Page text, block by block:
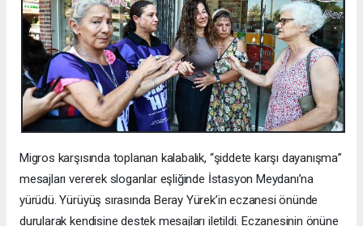
Migros karşısında toplanan kalabalık, “şiddete karşı dayanışma”
mesajları vererek sloganlar eşliğinde İstasyon Meydanı’na
yürüdü. Yürüyüş sırasında Beray Yürek’in eczanesi önünde
durularak kendisine destek mesajları iletildi. Eczanesinin önüne